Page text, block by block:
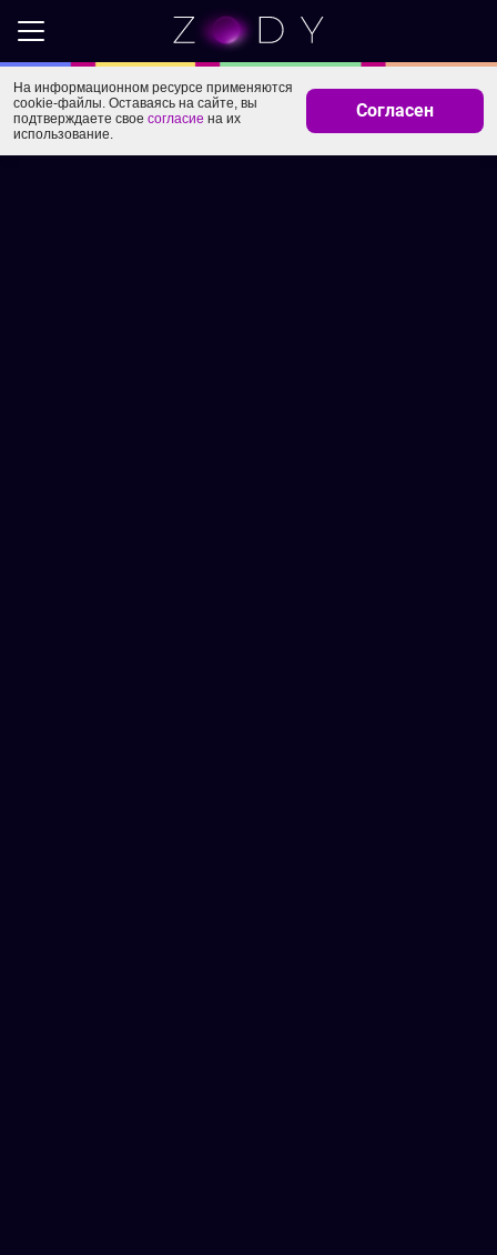
На информационном ресурсе применяются
cookie-файлы. Оставаясь на сайте, вы
подтверждаете свое согласие на их
использование.
Согласен